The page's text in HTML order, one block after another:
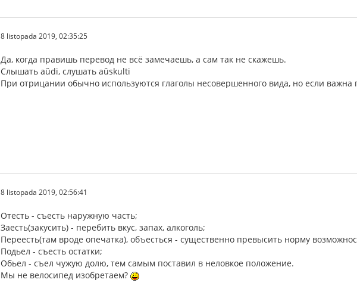
8 listopada 2019, 02:35:25
Да, когда правишь перевод не всё замечаешь, а сам так не скажешь.
Слышать aŭdi, слушать aŭskulti
При отрицании обычно используются глаголы несовершенного вида, но если важна
8 listopada 2019, 02:56:41
Отесть - съесть наружную часть;
Заесть(закусить) - перебить вкус, запах, алкоголь;
Переесть(там вроде опечатка), объесться - существенно превысить норму
Подьел - съесть остатки;
Обьел - съел чужую долю, тем самым поставил в неловкое положение.
Мы не велосипед изобретаем?